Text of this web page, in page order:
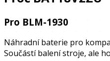
Pro BLM-1930
Náhradní baterie pro
Součástí balení stroje, ale